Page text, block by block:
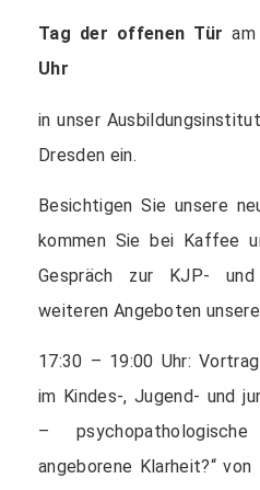
Tag der offenen Tür am
Uhr
in unser
Dresden ein.
Besichtigen Sie unsere
kommen Sie bei Kaffee
Gespräch zur KJP- und
weiteren Angeboten
17:30 – 19:00 Uhr:
im Kindes-, Jugend- und
–
angeborene Klarheit?“